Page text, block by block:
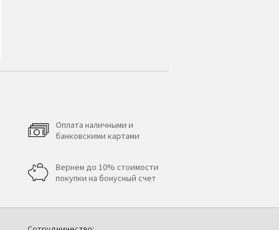
Оплата наличными и
банковскими картами
Вернем до 10% стоимости
покупки на бонусный счет